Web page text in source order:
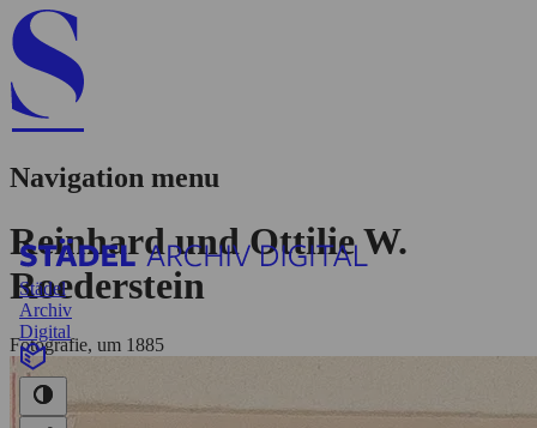
Navigation menu
Städel
Archiv
Digital
Reinhard und Ottilie W.
Roederstein
Fotografie, um 1885